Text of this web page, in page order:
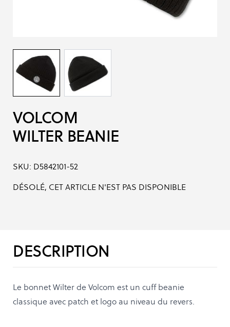
VOLCOM
WILTER BEANIE
SKU: D5842101-52
DÉSOLÉ, CET ARTICLE N'EST PAS DISPONIBLE
DESCRIPTION
Le bonnet Wilter de Volcom est un cuff beanie
classique avec patch et logo au niveau du revers.